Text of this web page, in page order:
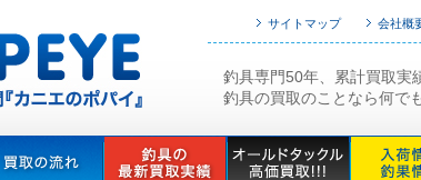
サイトマップ 会社概
釣具専門50年、累計買取実
釣具の買取のことなら何で